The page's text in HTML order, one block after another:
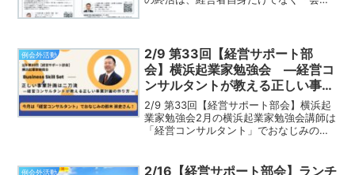
会社の意思とは無関係...
例会外活動
2/9 第33回【経営サポート部
会】横浜起業家勉強会 ―経営コ
ンサルタントが教える正しい事業
計画の作り方 ―
2/9 第33回【経営サポート部会】横浜起
業家勉強会2月の横浜起業家勉強会講師は
「経営コンサルタント」でおなじみの鈴
正しい事業計画の作り方 ―」事業計画が
例会外活動
2/16【経営サポート部会】ランチ